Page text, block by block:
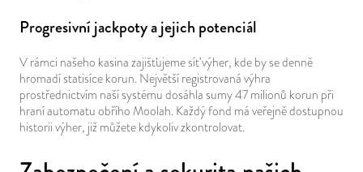
Progresivní jackpoty a jejich potenciál
V rámci našeho kasina zajišťujeme síť výher, kde by se denně
hromadí statisíce korun. Největší registrovaná výhra
prostřednictvím naší systému dosáhla sumy 47 milionů korun při
hraní automatu obřího Moolah. Každý fond má veřejně dostupnou
historii výher, již můžete kdykoliv zkontrolovat.